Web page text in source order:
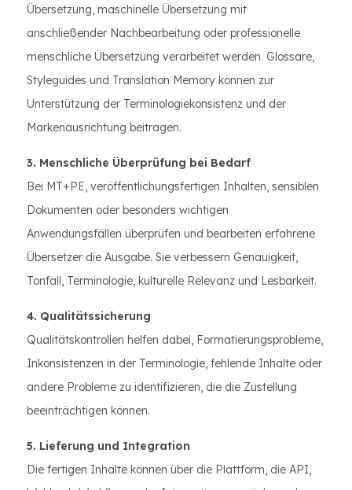
Übersetzung, maschinelle Übersetzung mit
anschließender Nachbearbeitung oder professionelle
menschliche Übersetzung verarbeitet werden. Glossare,
Styleguides und Translation Memory können zur
Unterstützung der Terminologiekonsistenz und der
Markenausrichtung beitragen.
3. Menschliche Überprüfung bei Bedarf
Bei MT+PE, veröffentlichungsfertigen Inhalten, sensiblen
Dokumenten oder besonders wichtigen
Anwendungsfällen überprüfen und bearbeiten erfahrene
Übersetzer die Ausgabe. Sie verbessern Genauigkeit,
Tonfall, Terminologie, kulturelle Relevanz und Lesbarkeit.
4. Qualitätssicherung
Qualitätskontrollen helfen dabei, Formatierungsprobleme,
Inkonsistenzen in der Terminologie, fehlende Inhalte oder
andere Probleme zu identifizieren, die die Zustellung
beeinträchtigen können.
5. Lieferung und Integration
Die fertigen Inhalte können über die Plattform, die API,